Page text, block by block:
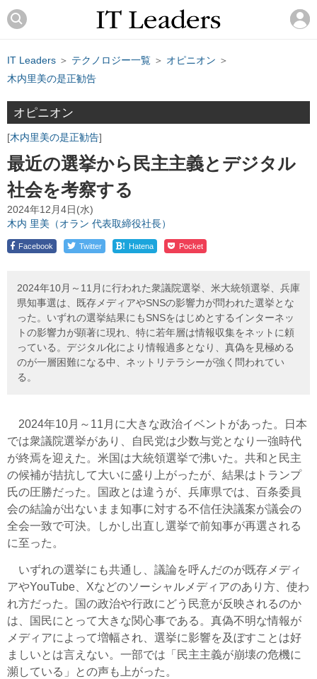
IT Leaders ＞ テクノロジー一覧 ＞ オピニオン ＞
木内里美の是正勧告
オピニオン
木内里美の是正勧告
最近の選挙から民主主義とデジタル
社会を考察する
2024年12月4日(水)
木内 里美（オラン 代表取締役社長）
Facebook Twitter ! Hatena Pocket
2024年10月～11月に行われた衆議院選挙、米大統領選挙、兵庫
県知事選は、既存メディアやSNSの影響力が問われた選挙とな
った。いずれの選挙結果にもSNSをはじめとするインターネッ
トの影響力が顕著に現れ、特に若年層は情報収集をネットに頼
っている。デジタル化により情報過多となり、真偽を見極める
のが一層困難になる中、ネットリテラシーが強く問われてい
る。
2024年10月～11月に大きな政治イベントがあった。日本
では衆議院選挙があり、自民党は少数与党となり一強時代
が終焉を迎えた。米国は大統領選挙で沸いた。共和と民主
の候補が拮抗して大いに盛り上がったが、結果はトランプ
氏の圧勝だった。国政とは違うが、兵庫県では、百条委員
会の結論が出ないまま知事に対する不信任決議案が議会の
全会一致で可決。しかし出直し選挙で前知事が再選される
に至った。
いずれの選挙にも共通し、議論を呼んだのが既存メディ
アやYouTube、Xなどのソーシャルメディアのあり方、使わ
れ方だった。国の政治や行政にどう民意が反映されるのか
は、国民にとって大きな関心事である。真偽不明な情報が
メディアによって増幅され、選挙に影響を及ぼすことは好
ましいとは言えない。一部では「民主主義が崩壊の危機に
瀕している」との声も上がった。